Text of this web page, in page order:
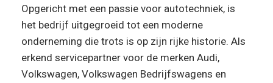
Opgericht met een passie voor autotechniek, is
het bedrijf uitgegroeid tot een moderne
onderneming die trots is op zijn rijke historie. Als
erkend servicepartner voor de merken Audi,
Volkswagen, Volkswagen Bedrijfswagens en